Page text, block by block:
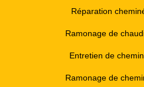
Réparation
Ramonage de
Entretien de
Ramonage de